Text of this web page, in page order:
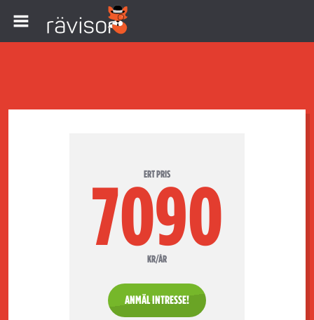
ERT PRIS
7090
KR/ÅR
ANMÄL INTRESSE!